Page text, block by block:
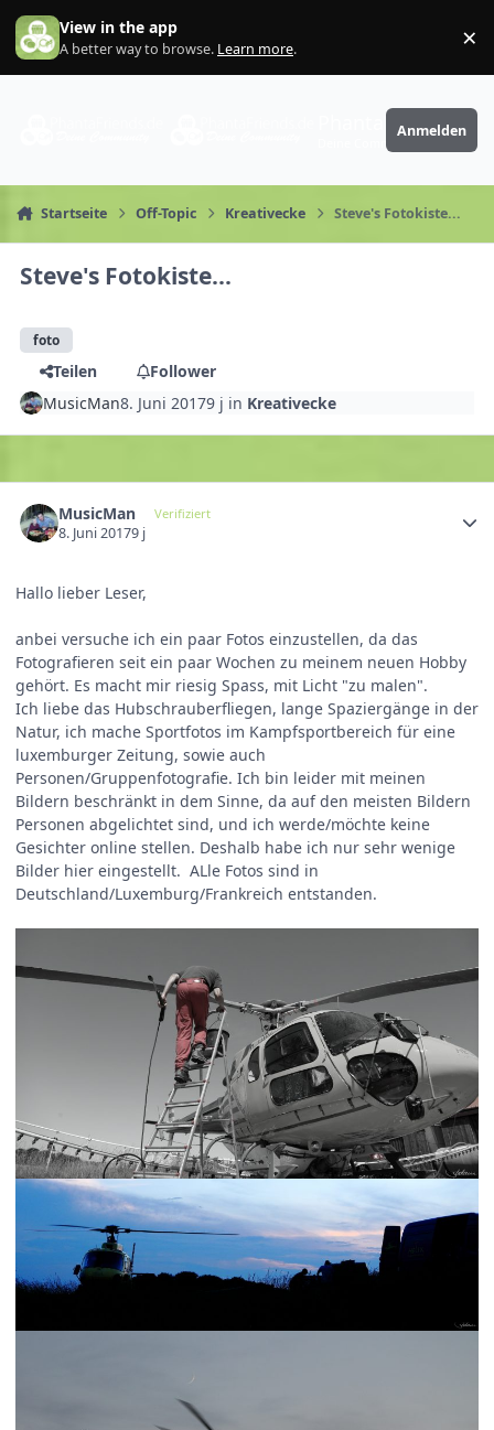
Zum Inhalt springen
View in the app
A better way to browse. Learn more. ×
PhantaFriends.de
Anmelden
Startseite Off-Topic Kreativecke Steve's Fotokiste...
Steve's Fotokiste...
foto
Teilen
Follower
MusicMan8. Juni 20179 j in Kreativecke
MusicMan Verifiziert
8. Juni 20179 j
Hallo lieber Leser,
anbei versuche ich ein paar Fotos einzustellen, da das
Fotografieren seit ein paar Wochen zu meinem neuen Hobby
gehört. Es macht mir riesig Spass, mit Licht "zu malen".
Ich liebe das Hubschrauberfliegen, lange Spaziergänge in der
Natur, ich mache Sportfotos im Kampfsportbereich für eine
luxemburger Zeitung, sowie auch
Personen/Gruppenfotografie. Ich bin leider mit meinen
Bildern beschränkt in dem Sinne, da auf den meisten Bildern
Personen abgelichtet sind, und ich werde/möchte keine
Gesichter online stellen. Deshalb habe ich nur sehr wenige
Bilder hier eingestellt. ALle Fotos sind in
Deutschland/Luxemburg/Frankreich entstanden.